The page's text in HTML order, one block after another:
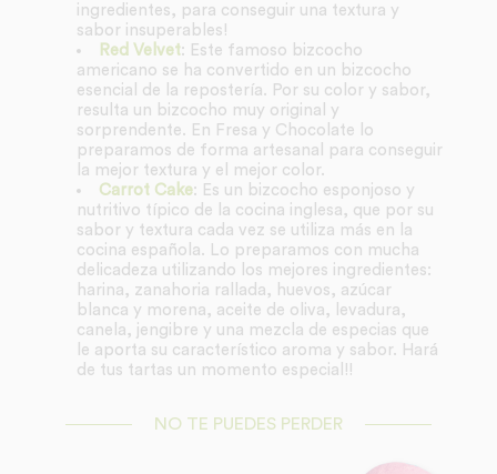
ingredientes, para conseguir una textura y
sabor insuperables!
Red Velvet: Este famoso bizcocho
americano se ha convertido en un bizcocho
esencial de la repostería. Por su color y sabor,
resulta un bizcocho muy original y
sorprendente. En Fresa y Chocolate lo
preparamos de forma artesanal para conseguir
la mejor textura y el mejor color.
Carrot Cake: Es un bizcocho esponjoso y
nutritivo típico de la cocina inglesa, que por su
sabor y textura cada vez se utiliza más en la
cocina española. Lo preparamos con mucha
delicadeza utilizando los mejores ingredientes:
harina, zanahoria rallada, huevos, azúcar
blanca y morena, aceite de oliva, levadura,
canela, jengibre y una mezcla de especias que
le aporta su característico aroma y sabor. Hará
de tus tartas un momento especial!!
NO TE PUEDES PERDER